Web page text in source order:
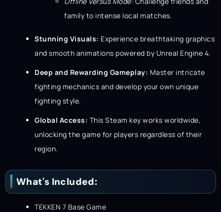
family to intense local matches.
Stunning Visuals: Experience breathtaking graphics
and smooth animations powered by Unreal Engine 4.
Deep and Rewarding Gameplay: Master intricate
fighting mechanics and develop your own unique
fighting style.
Global Access: This Steam key works worldwide,
unlocking the game for players regardless of their
region.
What's Included:
TEKKEN 7 Base Game